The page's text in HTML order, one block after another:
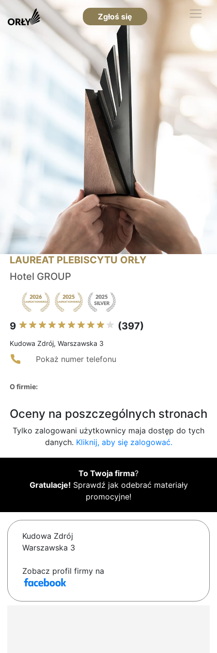
Zgłoś się
LAUREAT PLEBISCYTU ORŁY
Hotel GROUP
9 (397)
Kudowa Zdrój, Warszawska 3
Pokaż numer telefonu
O firmie:
Oceny na poszczególnych stronach
Tylko zalogowani użytkownicy maja dostęp do tych
danych. Kliknij, aby się zalogować.
To Twoja firma?
Gratulacje! Sprawdź jak odebrać materiały
promocyjne!
Kudowa Zdrój
Warszawska 3
Zobacz profil firmy na